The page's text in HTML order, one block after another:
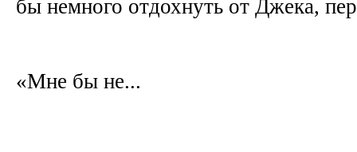
бы немного отдохнуть от Джека,
«Мне бы не...